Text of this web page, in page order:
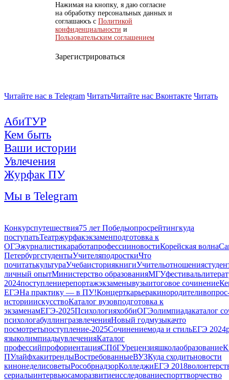
Нажимая на кнопку, я даю согласие
на обработку персональных данных и
соглашаюсь с Политикой
конфиденциальности и
Пользовательским соглашением
Зарегистрироваться
Читайте нас в Telegram ЧитатьЧитайте нас Вконтакте Читать
АбиТУР
Кем быть
Ваши истории
Увлечения
Журфак ПУ
Мы в Telegram
Конкурспутешествия75 лет Победыопросрейтингкуда
поступатьТеатржурфакэкзаменподготовка к
ОГЭжурналистикаработапрофессииновостиКорейская волна
ПетербургстудентыУчителяподросткиЧто
почитатькультураУчебаисториякнигиУчительотношения
личный опытМинистерство образованияМГУфестиваль
2024поступлениерепортажэкзаменывузыитоговое сочинение
ЕГЭНа практику — в ПУ!Концерткарьеракинородители
историиискусствоКаталог вузовподготовка к
экзаменамЕГЭ-2025ПсихологияхоббиОГЭолимпиадакаталог
психологабуллингразвлеченияНовый годмузыкачто
посмотретьпоступление-2025Сочинениемода и стильЕГЭ 2024
языколимпиадыувлеченияКаталог
профессийпрофориентацияСПбГУрецензияшколаобразование
ПУлайфхакитрендыВостребованныеВУЗКуда сходитьновости
кинонеделисоветыРособрнадзорКолледжиЕГЭ 2018
сериалыинтервьюсаморазвитиеисследованиеспорттворчество